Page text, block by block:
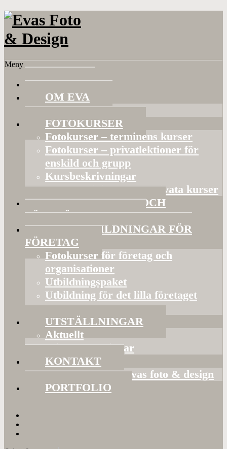
Meny
HEM
OM EVA
Referenser
FOTOKURSER
Fotokurser – terminens kurser
Fotokurser – privatlektioner för
enskild och grupp
Kursbeskrivningar
Gruppaktiviteter och privata kurser
BILDVISNINGAR OCH
FÖRELÄSNINGAR
FOTOUTBILDNINGAR FÖR
FÖRETAG
Fotokurser för företag och
organisationer
Utbildningspaket
Utbildning för det lilla företaget
Bildorganisering
UTSTÄLLNINGAR
Aktuellt
Mina utställningar
KONTAKT
Presentkort hos Evas foto & design
PORTFOLIO